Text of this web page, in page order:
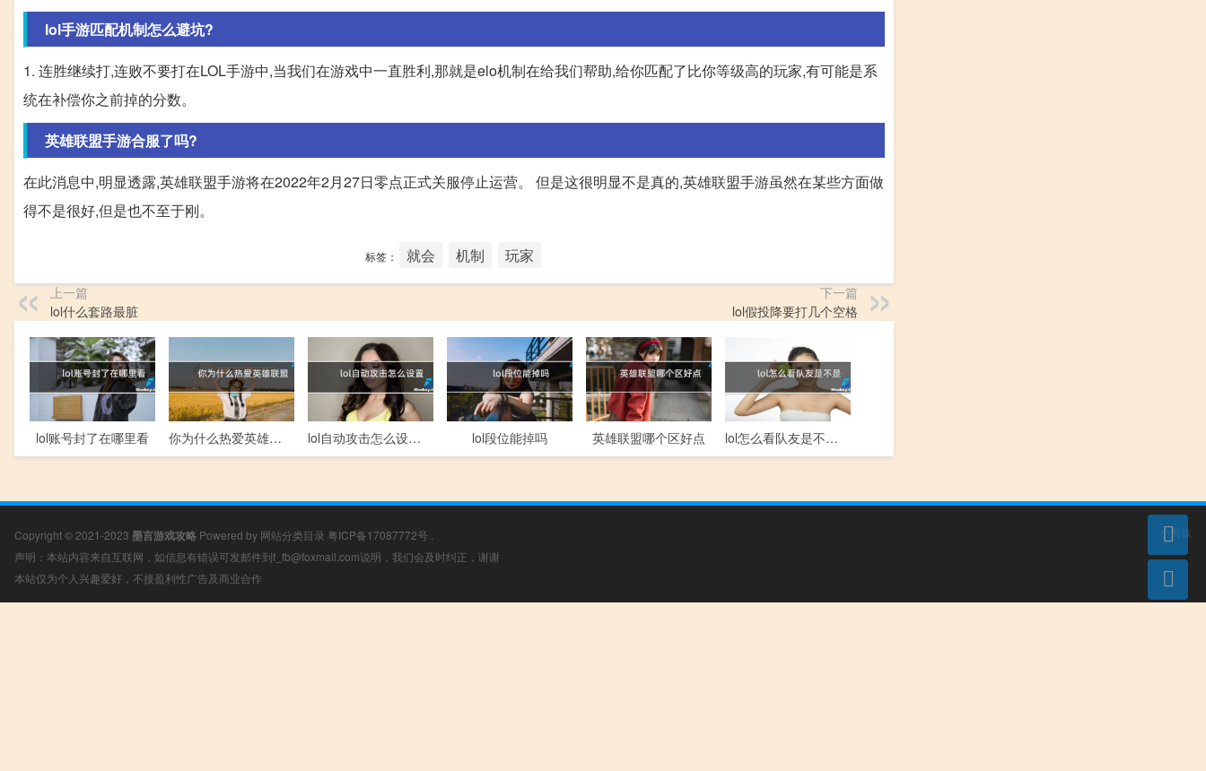
lol手游匹配机制怎么避坑?
1. 连胜继续打,连败不要打在LOL手游中,当我们在游戏中一直胜利,那就是elo机制在给我们帮助,给你匹配了比你等级高的玩家,有可能是系
统在补偿你之前掉的分数。
英雄联盟手游合服了吗?
在此消息中,明显透露,英雄联盟手游将在2022年2月27日零点正式关服停止运营。 但是这很明显不是真的,英雄联盟手游虽然在某些方面做
得不是很好,但是也不至于刚。
标签： 就会 机制 玩家
上一篇
lol什么套路最脏
下一篇
lol假投降要打几个空格
lol账号封了在哪里看 你为什么热爱英雄联盟 lol自动攻击怎么设置图片 lol段位能掉吗 英雄联盟哪个区好点 lol怎么看队友是不是补位的
Copyright © 2021-2023 墨言游戏攻略 Powered by 网站分类目录 粤ICP备17087772号
声明：本站内容来自互联网，如信息有错误可发邮件到f_fb@foxmail.com说明，我们会及时纠正，谢谢
本站仅为个人兴趣爱好，不接盈利性广告及商业合作
小男孩